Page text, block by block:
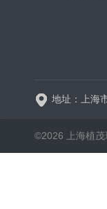
地址：上海
©2026 上海植